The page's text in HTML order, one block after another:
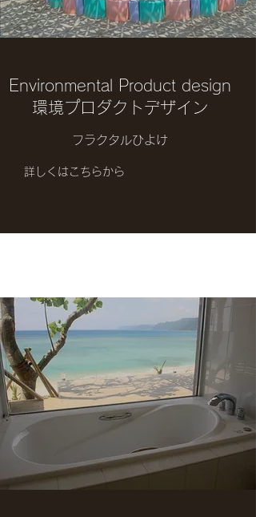
​Environmental Product design
環境プロダクトデザイン
フラクタルひよけ
詳しくはこちらから